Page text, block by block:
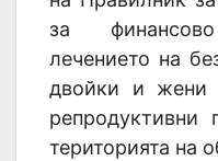
за
лечението на
двойки и жени
територията на